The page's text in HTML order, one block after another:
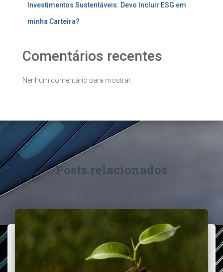
Investimentos Sustentáveis: Devo Incluir ESG em
minha Carteira?
Comentários recentes
Nenhum comentário para mostrar.
Posts relacionados